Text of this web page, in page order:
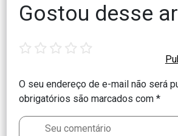
Gostou desse
O seu endereço de e-mail não será
obrigatórios são marcados com*
star stars stars stars stars